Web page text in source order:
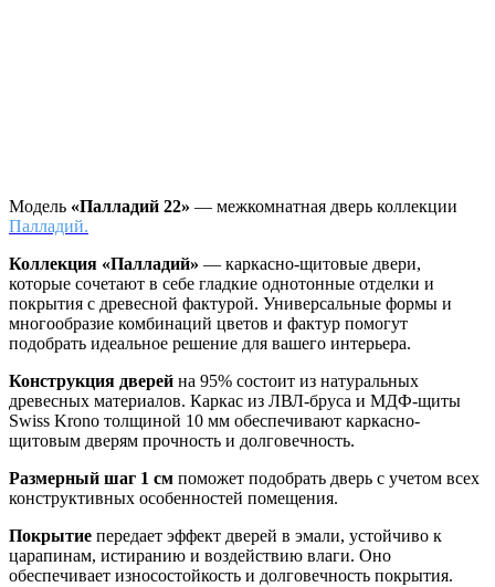
Модель «Палладий 22» — межкомнатная дверь коллекции
Палладий.
Коллекция «Палладий» — каркасно-щитовые двери,
которые сочетают в себе гладкие однотонные отделки и
покрытия с древесной фактурой. Универсальные формы и
многообразие комбинаций цветов и фактур помогут
подобрать идеальное решение для вашего интерьера.
Конструкция дверей на 95% состоит из натуральных
древесных материалов. Каркас из ЛВЛ-бруса и МДФ-щиты
Swiss Krono толщиной 10 мм обеспечивают каркасно-
щитовым дверям прочность и долговечность.
Размерный шаг 1 см поможет подобрать дверь с учетом всех
конструктивных особенностей помещения.
Покрытие передает эффект дверей в эмали, устойчиво к
царапинам, истиранию и воздействию влаги. Оно
обеспечивает износостойкость и долговечность покрытия.